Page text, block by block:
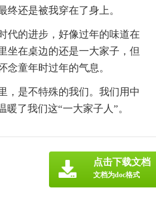
终还是被我穿在了身上。
代的进步，好像过年的味道在
坐在桌边的还是一大家子，但
念童年时过年的气息。
，是不特殊的我们。我们用中
暖了我们这“一大家子人”。
点击下载文档
文档为doc格式